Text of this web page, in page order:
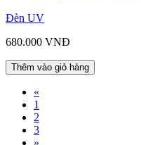
Đèn UV
680.000 VNĐ
Thêm vào giỏ hàng
«
1
2
3